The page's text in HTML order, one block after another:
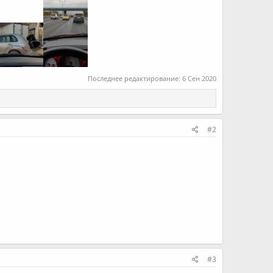
Последнее редактирование: 6 Сен 2020
#2
#3